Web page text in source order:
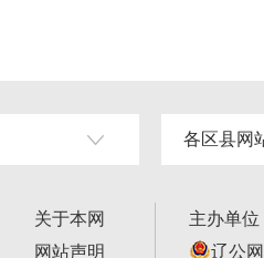
各区县网
关于本网
网站声明
主办单
辽公